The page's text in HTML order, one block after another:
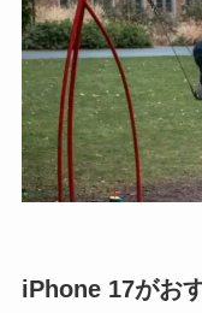
iPhone 17がお